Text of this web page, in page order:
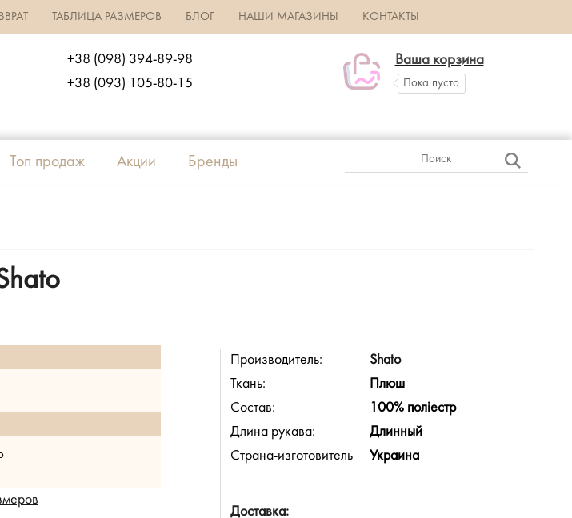
ТАБЛИЦА РАЗМЕРОВ БЛОГ НАШИ МАГАЗИНЫ КОНТАКТЫ
+38 (098) 394-89-98
+38 (093) 105-80-15
Ваша корзина
Пока пусто
Топ продаж Акции Бренды
Производитель:
Shato
Ткань:
Плюш
Состав:
100% поліестр
Длина рукава:
Длинный
Страна-изготовитель
Украина
Доставка: